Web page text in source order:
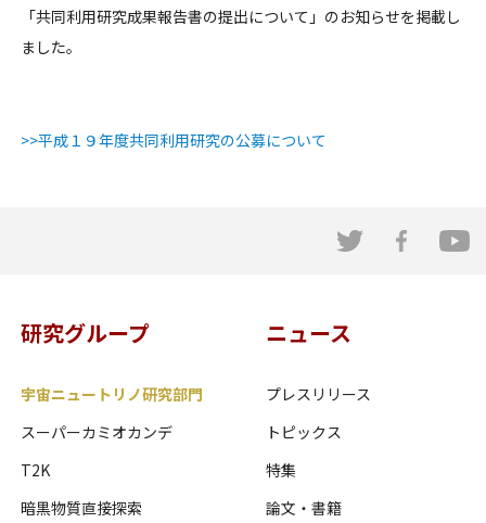
「共同利用研究成果報告書の提出について」のお知らせを掲載し
ました。
>>平成１９年度共同利用研究の公募について
研究グループ
宇宙ニュートリノ研究部門
スーパーカミオカンデ
T2K
暗黒物質直接探索
ニュース
プレスリリース
トピックス
特集
論文・書籍